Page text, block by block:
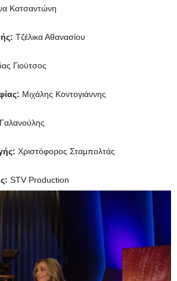
Κατσαντώνη
Τζέλικα Αθανασίου
Γιούτσος
Μιχάλης Κοντογιάννης
Χριστόφορος Σταμπολτάς
STV Production